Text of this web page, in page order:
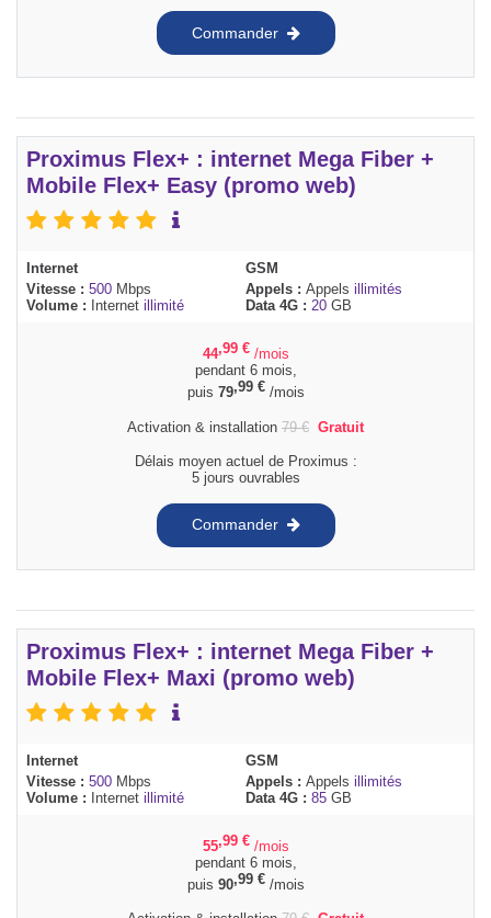
Commander
Proximus Flex+ : internet Mega Fiber +
Mobile Flex+ Easy (promo web)
Internet
Vitesse : 500 Mbps
Volume :
Internet illimité
GSM
Appels : Appels illimités
Data 4G : 20 GB
44,99 € /mois
pendant 6 mois,
puis 79,99 €/mois
Activation & installation 79€ Gratuit
Délais moyen actuel de Proximus :
5 jours ouvrables
Commander
Proximus Flex+ : internet Mega Fiber +
Mobile Flex+ Maxi (promo web)
Internet
Vitesse : 500 Mbps
Volume : Internet illimité
GSM
Appels : Appels illimités
Data 4G : 85 GB
55,99 € /mois
pendant 6 mois,
puis 90,99 €/mois